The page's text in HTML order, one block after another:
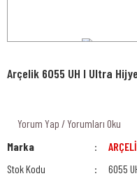
Arçelik 6055 UH I Ultra
Yorum Yap / Yorumları Oku
Marka
Stok Kodu
6055